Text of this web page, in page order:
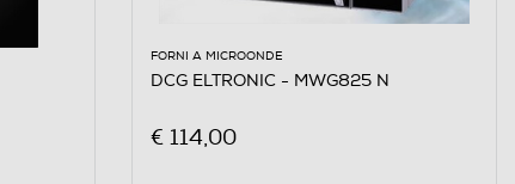
FORNI A MICROONDE
DCG ELTRONIC - MWG825 N
€ 114,00